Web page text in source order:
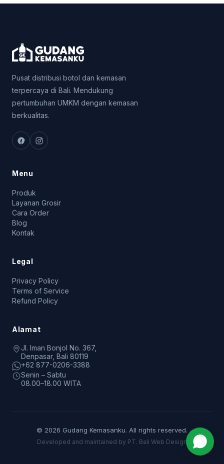
Pusat distribusi botol dan kemasan
terpercaya di Bali. Mendukung
pertumbuhan UMKM dengan kemasan
berkualitas.
Menu
Produk
Layanan Grosir
Cara Order
Blog
Kontak
Legal
Privacy Policy
Terms of Service
Refund Policy
Alamat
Jl. Iman Bonjol No. 367,
Denpasar, Bali 80119
+62 877-0206-3388
Senin – Sabtu
08.00–18.00 WITA
© 2026 Gudang Kemasanku. All rights reserved.
Developed and maintained by PT. Bali Web Design